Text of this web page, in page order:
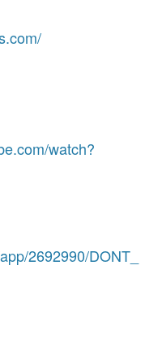
watch?
2692990/DONT_